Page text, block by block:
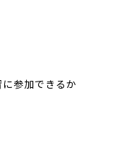
参加できるか